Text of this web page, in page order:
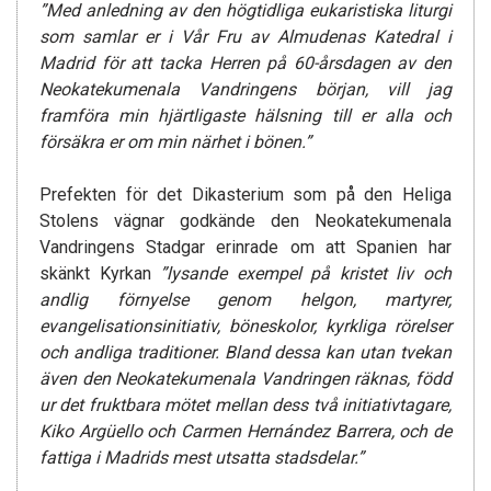
”Med anledning av den högtidliga eukaristiska liturgi
som samlar er i Vår Fru av Almudenas Katedral i
Madrid för att tacka Herren på 60-årsdagen av den
Neokatekumenala Vandringens början, vill jag
framföra min hjärtligaste hälsning till er alla och
försäkra er om min närhet i bönen.”
Prefekten för det Dikasterium som på den Heliga
Stolens vägnar godkände den Neokatekumenala
Vandringens Stadgar erinrade om att Spanien har
skänkt Kyrkan ”lysande exempel på kristet liv och
andlig förnyelse genom helgon, martyrer,
evangelisationsinitiativ, böneskolor, kyrkliga rörelser
och andliga traditioner. Bland dessa kan utan tvekan
även den Neokatekumenala Vandringen räknas, född
ur det fruktbara mötet mellan dess två initiativtagare,
Kiko Argüello och Carmen Hernández Barrera, och de
fattiga i Madrids mest utsatta stadsdelar.”